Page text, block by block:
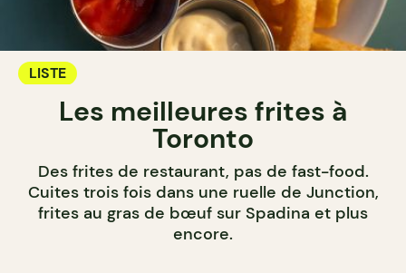
LISTE
Les meilleures frites à
Toronto
Des frites de restaurant, pas de fast-food.
Cuites trois fois dans une ruelle de Junction,
frites au gras de bœuf sur Spadina et plus
encore.